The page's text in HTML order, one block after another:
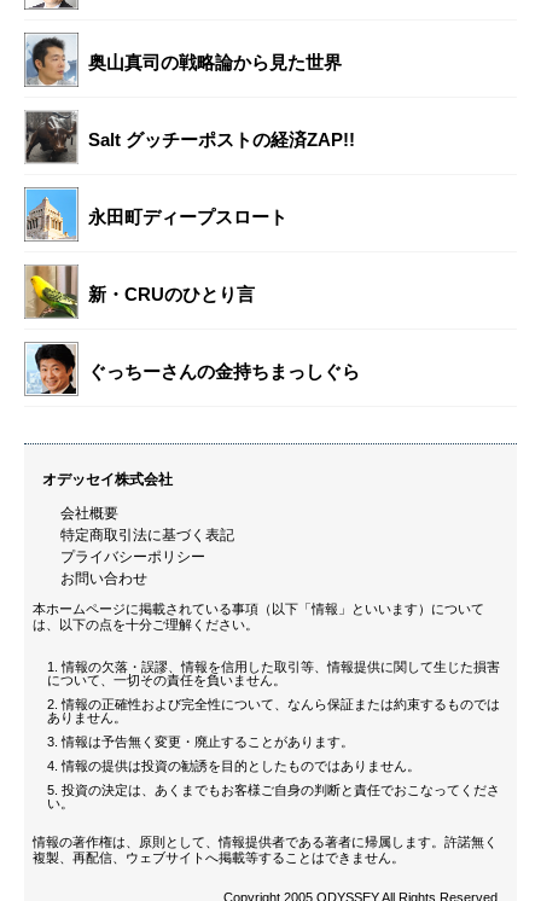
奥山真司の戦略論から見た世界
Salt グッチーポストの経済ZAP!!
永田町ディープスロート
新・CRUのひとり言
ぐっちーさんの金持ちまっしぐら
オデッセイ株式会社
会社概要
特定商取引法に基づく表記
プライバシーポリシー
お問い合わせ
本ホームページに掲載されている事項（以下「情報」といいます）について
は、以下の点を十分ご理解ください。
情報の欠落・誤謬、情報を信用した取引等、情報提供に関して生じた損害
について、一切その責任を負いません。
情報の正確性および完全性について、なんら保証または約束するものでは
ありません。
情報は予告無く変更・廃止することがあります。
情報の提供は投資の勧誘を目的としたものではありません。
投資の決定は、あくまでもお客様ご自身の判断と責任でおこなってくださ
い。
情報の著作権は、原則として、情報提供者である著者に帰属します。許諾無く
複製、再配信、ウェブサイトへ掲載等することはできません。
Copyright 2005 ODYSSEY All Rights Reserved.